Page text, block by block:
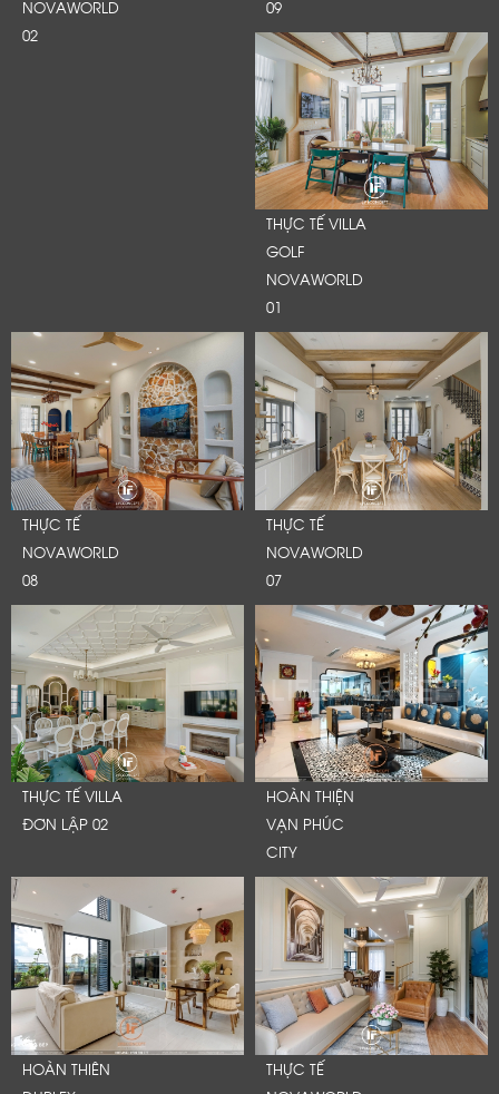
NOVAWORLD
02
09
THỰC TẾ VILLA
GOLF
NOVAWORLD
01
THỰC TẾ
NOVAWORLD
08
THỰC TẾ
NOVAWORLD
07
THỰC TẾ VILLA
ĐƠN LẬP 02
HOÀN THIỆN
VẠN PHÚC
CITY
HOÀN THIÊN
THỰC TẾ
Cảm ơn quý khách đã để lại thông tin.
Chúng tôi sẽ liên hệ lại trong thời gian sớm nhất